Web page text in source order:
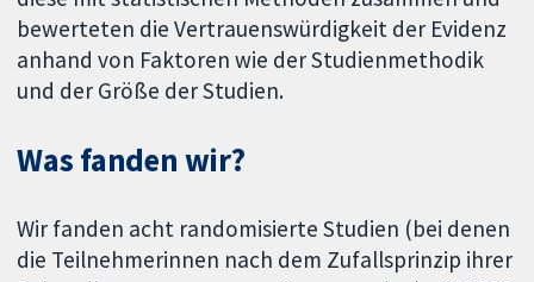
bewerteten die Vertrauenswürdigkeit der Evidenz
anhand von Faktoren wie der Studienmethodik
und der Größe der Studien.
Was fanden wir?
Wir fanden acht randomisierte Studien (bei denen
die Teilnehmerinnen nach dem Zufallsprinzip ihrer